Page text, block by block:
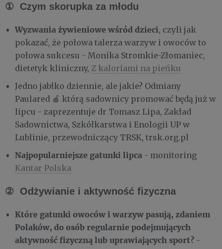
① Czym skorupka za młodu
Wyzwania żywieniowe wśród dzieci, czyli jak
pokazać, że połowa talerza warzyw i owoców to
połowa sukcesu - Monika Stromkie-Złomaniec,
dietetyk kliniczny, Z kaloriami na pieńku
Jedno jabłko dziennie, ale jakie? Odmiany
Paulared 🍎 którą sadownicy promować będą już w
lipcu - zaprezentuje dr Tomasz Lipa, Zakład
Sadownictwa, Szkółkarstwa i Enologii UP w
Lublinie, przewodniczący TRSK, trsk.org.pl
Najpopularniejsze gatunki lipca - monitoring
Kantar Polska
② Odżywianie i aktywność fizyczna
Które gatunki owoców i warzyw pasują, zdaniem
Polaków, do osób regularnie podejmujących
aktywność fizyczną lub uprawiających sport? -